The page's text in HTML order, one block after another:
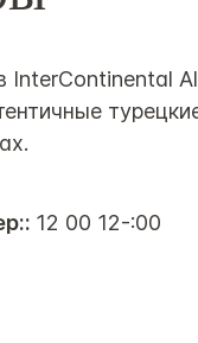
InterContinental
12 00 12-:00